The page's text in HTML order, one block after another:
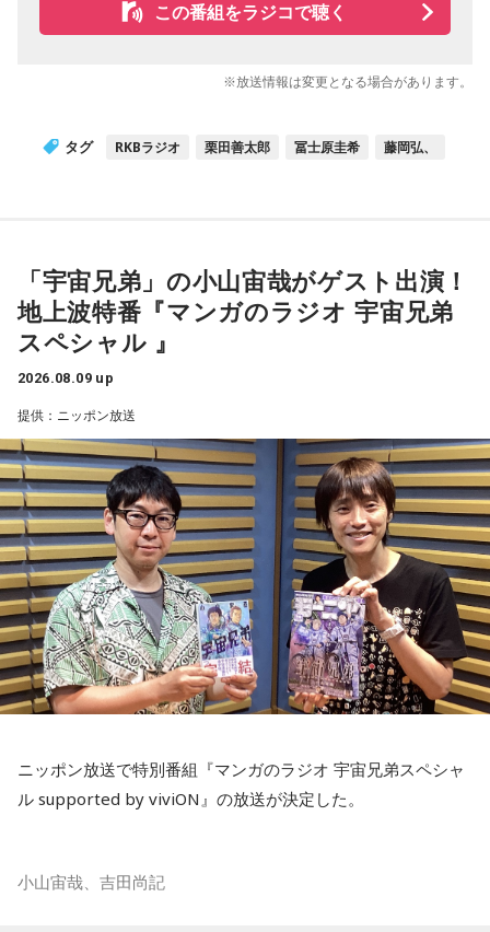
この番組をラジコで聴く
※放送情報は変更となる場合があります。
タグ RKBラジオ 栗田善太郎 冨士原圭希 藤岡弘、
「宇宙兄弟」の小山宙哉がゲスト出演！
地上波特番『マンガのラジオ 宇宙兄弟
スペシャル 』
2026.08.09 up
提供：ニッポン放送
ニッポン放送で特別番組『マンガのラジオ 宇宙兄弟スペシャ
ル supported by viviON』の放送が決定した。
小山宙哉、吉田尚記